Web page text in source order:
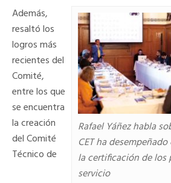
Rafael Yáñez habla
CET ha
la certificación de los
servicio
Además,
resaltó los
logros más
recientes del
Comité,
entre los que
se encuentra
la creación
del Comité
Técnico de